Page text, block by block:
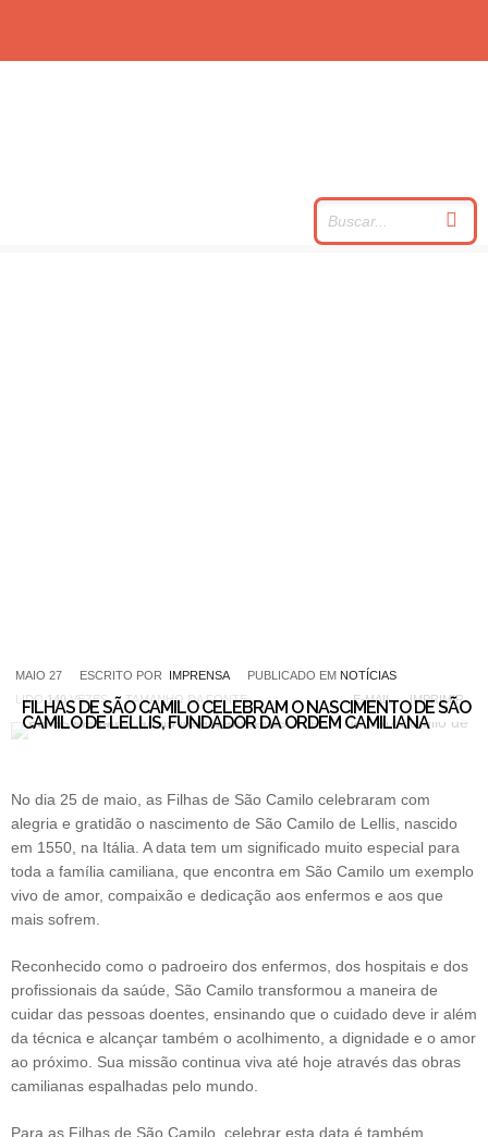
MAIO 27 ESCRITO POR IMPRENSA PUBLICADO EM NOTÍCIAS
LIDO140VEZES TAMANHO DA FONTE IMPRIMIR
E-MAIL
FILHAS DE SÃO CAMILO CELEBRAM O NASCIMENTO DE SÃO
CAMILO DE LELLIS, FUNDADOR DA ORDEM CAMILIANA
No dia 25 de maio, as Filhas de São Camilo celebraram com
alegria e gratidão o nascimento de São Camilo de Lellis, nascido
em 1550, na Itália. A data tem um significado muito especial para
toda a família camiliana, que encontra em São Camilo um exemplo
vivo de amor, compaixão e dedicação aos enfermos e aos que
mais sofrem.
Reconhecido como o padroeiro dos enfermos, dos hospitais e dos
profissionais da saúde, São Camilo transformou a maneira de
cuidar das pessoas doentes, ensinando que o cuidado deve ir além
da técnica e alcançar também o acolhimento, a dignidade e o amor
ao próximo. Sua missão continua viva até hoje através das obras
camilianas espalhadas pelo mundo.
Para as Filhas de São Camilo, celebrar esta data é também